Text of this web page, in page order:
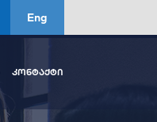
Eng
კონტაქტი